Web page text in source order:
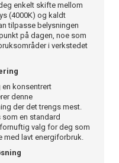
enkelt skifte mellom
(4000K) og kaldt
tilpasse belysningen
på dagen, noe som
i verkstedet
en konsentrert
denne
der det trengs mest.
en standard
valg for deg som
med lavt energiforbruk.